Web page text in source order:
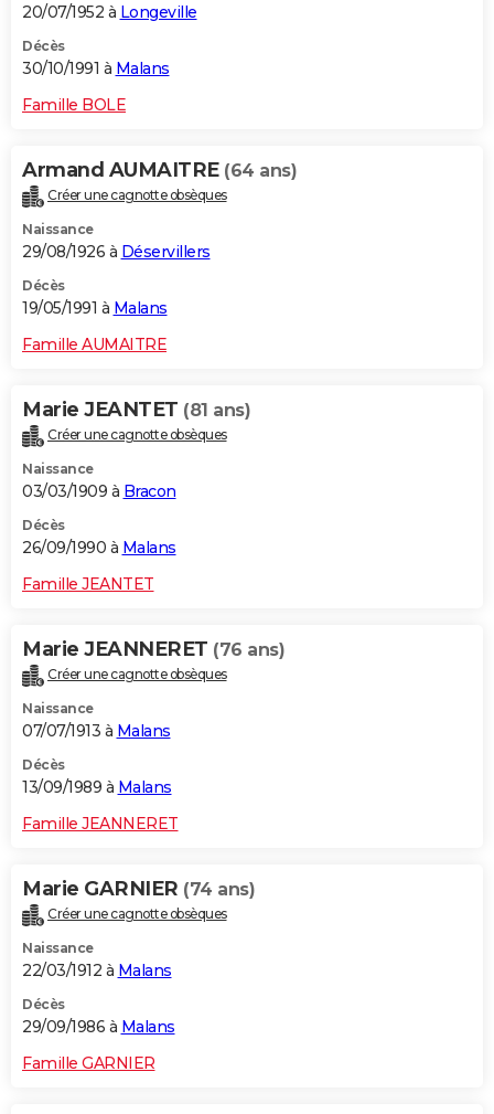
20/07/1952 à Longeville
Décès
30/10/1991 à Malans
Famille BOLE
Armand AUMAITRE (64 ans)
Créer une cagnotte obsèques
Naissance
29/08/1926 à Déservillers
Décès
19/05/1991 à Malans
Famille AUMAITRE
Marie JEANTET (81 ans)
Créer une cagnotte obsèques
Naissance
03/03/1909 à Bracon
Décès
26/09/1990 à Malans
Famille JEANTET
Marie JEANNERET (76 ans)
Créer une cagnotte obsèques
Naissance
07/07/1913 à Malans
Décès
13/09/1989 à Malans
Famille JEANNERET
Marie GARNIER (74 ans)
Créer une cagnotte obsèques
Naissance
22/03/1912 à Malans
Décès
29/09/1986 à Malans
Famille GARNIER